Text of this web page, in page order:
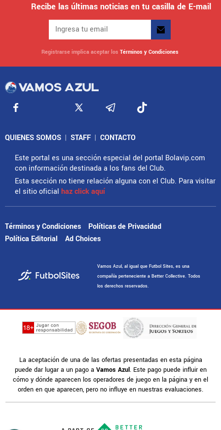
Recibe las últimas noticias en tu casilla de E-mail
Registrarse implica aceptar los Términos y Condiciones
QUIENES SOMOS | STAFF | CONTACTO
Este portal es una sección especial del portal Bolavip.com
con información destinada a los fans del Club.
Esta sección no tiene relación alguna con el Club. Para visitar
el sitio oficial haz click aquí
Términos y Condiciones
Políticas de Privacidad
Política Editorial
Ad Choices
Vamos Azul, al igual que Futbol Sites, es una
compañía perteneciente a Better Collective. Todos
los derechos reservados.
La aceptación de una de las ofertas presentadas en esta página
puede dar lugar a un pago a Vamos Azul. Este pago puede influir en
cómo y dónde aparecen los operadores de juego en la página y en el
orden en que aparecen, pero no influye en nuestras evaluaciones.